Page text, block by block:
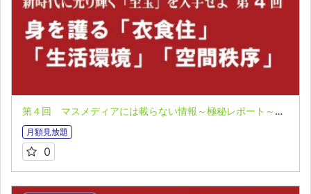
第４回 マスメディアには載らない情報～極秘レポート～全１０回 北一策
月額見放題
0